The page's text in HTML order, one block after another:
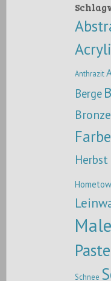
Anthrazit
Berge
Bronze
Farbe
Herbst
Schnee